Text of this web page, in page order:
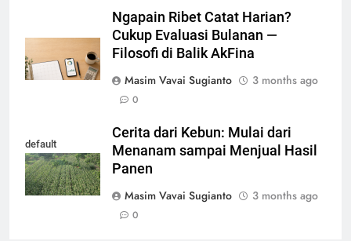
Ngapain Ribet Catat Harian?
Cukup Evaluasi Bulanan —
Filosofi di Balik AkFina
Masim Vavai Sugianto
3 months ago
0
default
Cerita dari Kebun: Mulai dari
Menanam sampai Menjual Hasil
Panen
Masim Vavai Sugianto
3 months ago
0